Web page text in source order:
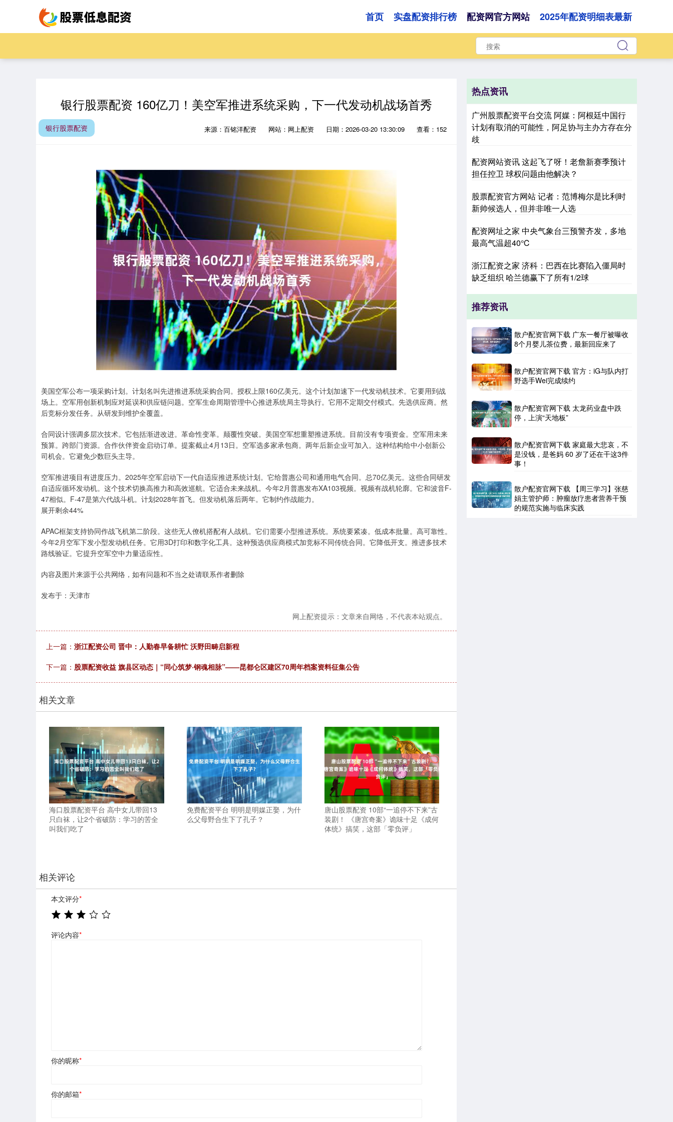
首页 实盘配资排行榜 配资网官方网站 2025年配资明细表最新
银行股票配资 160亿刀！美空军推进系统采购，下一代发动机战场首秀
银行股票配资 来源：百铭洋配资 网站：网上配资 日期：2026-03-20 13:30:09 查看：152
美国空军公布一项采购计划。计划名叫先进推进系统采购合同。授权上限160亿美元。这个计划加速下一代发动机技术。它要用到战
场上。空军用创新机制应对延误和供应链问题。空军生命周期管理中心推进系统局主导执行。它用不定期交付模式。先选供应商。然
后竞标分发任务。从研发到维护全覆盖。
合同设计强调多层次技术。它包括渐进改进。革命性变革。颠覆性突破。美国空军想重塑推进系统。目前没有专项资金。空军用未来
预算。跨部门资源。合作伙伴资金启动订单。提案截止4月13日。空军选多家承包商。两年后新企业可加入。这种结构给中小创新公
司机会。它避免少数巨头主导。
空军推进项目有进度压力。2025年空军启动下一代自适应推进系统计划。它给普惠公司和通用电气合同。总70亿美元。这些合同研发
自适应循环发动机。这个技术切换高推力和高效巡航。它适合未来战机。今年2月普惠发布XA103视频。视频有战机轮廓。它和波音F-
47相似。F-47是第六代战斗机。计划2028年首飞。但发动机落后两年。它制约作战能力。
展开剩余44%
APAC框架支持协同作战飞机第二阶段。这些无人僚机搭配有人战机。它们需要小型推进系统。系统要紧凑。低成本批量。高可靠性。
今年2月空军下发小型发动机任务。它用3D打印和数字化工具。这种预选供应商模式加竞标不同传统合同。它降低开支。推进多技术
路线验证。它提升空军空中力量适应性。
内容及图片来源于公共网络，如有问题和不当之处请联系作者删除
发布于：天津市
网上配资提示：文章来自网络，不代表本站观点。
上一篇： 浙江配资公司 晋中：人勤春早备耕忙 沃野田畴启新程
下一篇： 股票配资收益 旗县区动态｜“同心筑梦·钢魂相脉”——昆都仑区建区70周年档案资料征集公告
相关文章
海口股票配资平台 高中女儿带回13
只白袜，让2个省破防：学习的苦全
叫我们吃了
免费配资平台 明明是明媒正娶，为什
么父母野合生下了孔子？
唐山股票配资 10部“一追停不下来”古
装剧！ 《唐宫奇案》诡味十足《成何
体统》搞笑，这部「零负评」
相关评论
本文评分*
评论内容*
你的昵称*
你的邮箱*
热点资讯
广州股票配资平台交流 阿媒：阿根廷中国行
计划有取消的可能性，阿足协与主办方存在分
歧
配资网站资讯 这起飞了呀！老詹新赛季预计
担任控卫 球权问题由他解决？
股票配资官方网站 记者：范博梅尔是比利时
新帅候选人，但并非唯一人选
配资网址之家 中央气象台三预警齐发，多地
最高气温超40℃
浙江配资之家 济科：巴西在比赛陷入僵局时
缺乏组织 哈兰德赢下了所有1/2球
推荐资讯
散户配资官网下载 广东一餐厅被曝收
8个月婴儿茶位费，最新回应来了
散户配资官网下载 官方：iG与队内打
野选手Wei完成续约
散户配资官网下载 太龙药业盘中跌
停，上演“天地板”
散户配资官网下载 家庭最大悲哀，不
是没钱，是爸妈 60 岁了还在干这3件
事！
散户配资官网下载 【周三学习】张慈
娟主管护师：肿瘤放疗患者营养干预
的规范实施与临床实践